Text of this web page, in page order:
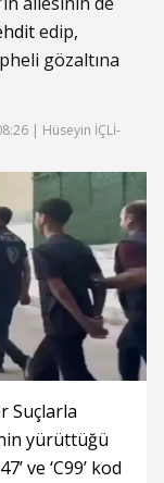
edip,
gözaltına
| Hüseyin İÇLİ-
Suçlarla
yürüttüğü
ve ‘C99’ kod